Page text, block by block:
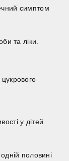
симптом
та ліки.
у дітей
половині